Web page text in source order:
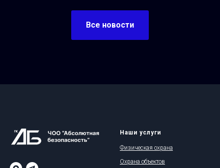
Все новости
Наши услуги
Физическая охрана
Охрана объектов